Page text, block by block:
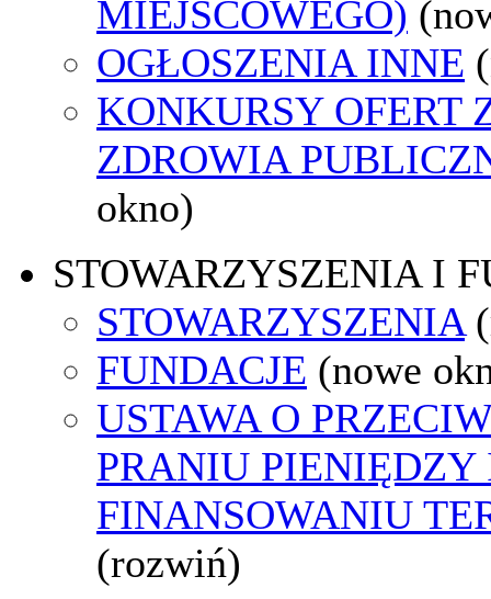
MIEJSCOWEGO)
OGŁOSZENIA INNE
KONKURSY OFERT
ZDROWIA
okno)
STOWARZYSZENIA I
STOWARZYSZENIA
FUNDACJE (nowe
USTAWA O
PRANIU PIENIĘDZY
FINANSOWANIU
(rozwiń)